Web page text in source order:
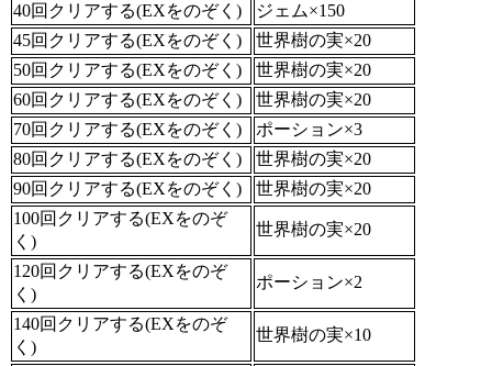
40回クリアする(EXをのぞく)
ジェム×150
45回クリアする(EXをのぞく)
世界樹の実×20
50回クリアする(EXをのぞく)
世界樹の実×20
60回クリアする(EXをのぞく)
世界樹の実×20
70回クリアする(EXをのぞく)
ポーション×3
80回クリアする(EXをのぞく)
世界樹の実×20
90回クリアする(EXをのぞく)
世界樹の実×20
100回クリアする(EXをのぞ
く)
世界樹の実×20
120回クリアする(EXをのぞ
く)
ポーション×2
140回クリアする(EXをのぞ
く)
世界樹の実×10